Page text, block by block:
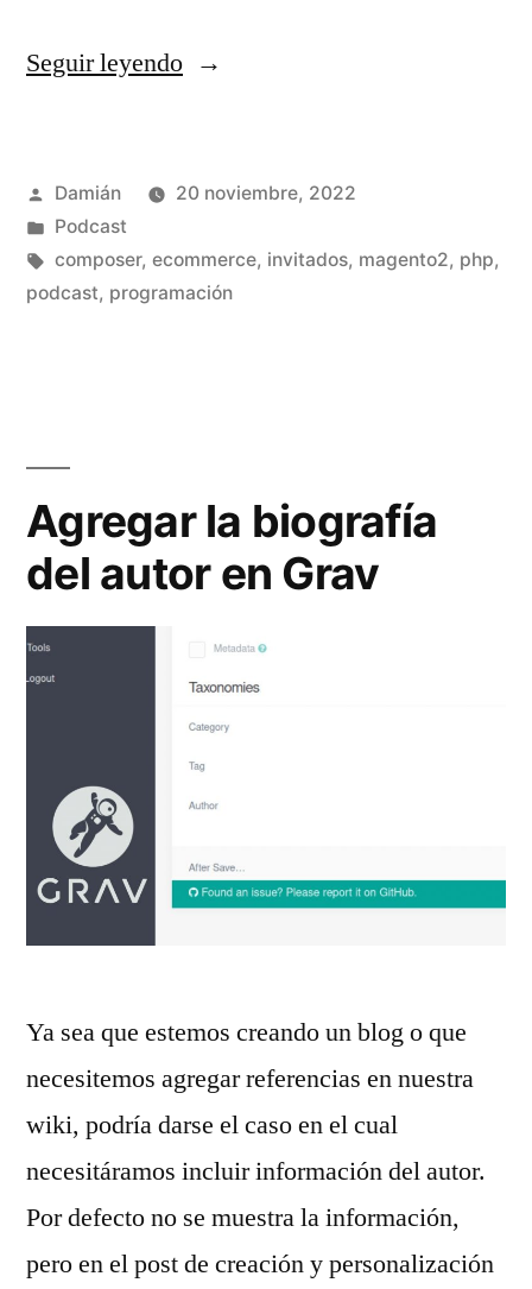
Seguir leyendo«S02E04
hacemos
con
el
Publicado
por
Damián
20 noviembre, 2022
Publicado
en
Podcast
Etiquetas:
composer, ecommerce, invitados, magento2, php,
podcast, programación
Agregar la biografía
del autor en Grav
Ya sea que estemos creando un blog o que
necesitemos agregar referencias en nuestra
wiki, podría darse el caso en el cual
necesitáramos incluir información del autor.
Por defecto no se muestra la información,
pero en el post de creación y personalización